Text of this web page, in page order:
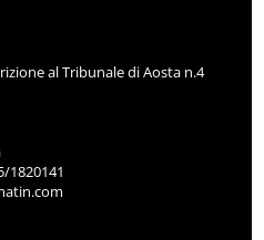
al Tribunale di Aosta n.4
1820141